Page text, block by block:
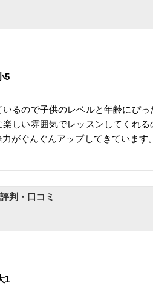
5
るので子供のレベルと年齢にぴ
しい雰囲気でレッスンしてくれ
がぐんぐんアップしてきています。
判・口コミ
1